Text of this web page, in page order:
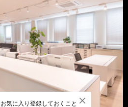
お気に入り登録しておくこと